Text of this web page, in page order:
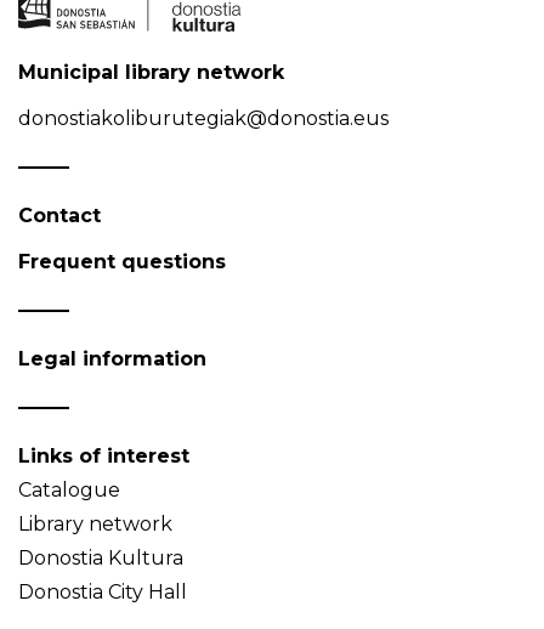
Municipal library network
donostiakoliburutegiak@donostia.eus
Contact
Frequent questions
Legal information
Links of interest
Catalogue
Library network
Donostia Kultura
Donostia City Hall